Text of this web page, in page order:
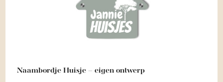
Naambordje Huisje – eigen ontwerp